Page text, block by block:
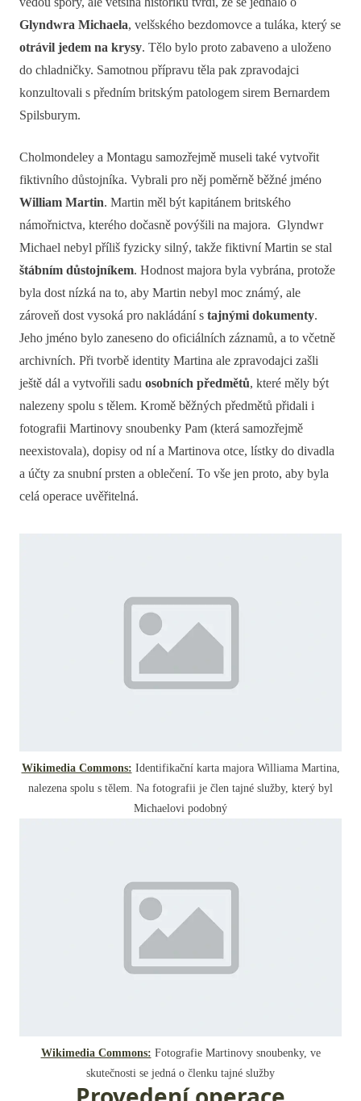
Glyndwra Michaela, velšského bezdomovce a tuláka, který se
otrávil jedem na krysy. Tělo bylo proto zabaveno a uloženo
do chladničky. Samotnou přípravu těla pak zpravodajci
konzultovali s předním britským patologem sirem Bernardem
Spilsburym.
Cholmondeley a Montagu samozřejmě museli také vytvořit
fiktivního důstojníka. Vybrali pro něj poměrně běžné jméno
William Martin. Martin měl být kapitánem britského
námořnictva, kterého dočasně povýšili na majora. Glyndwr
Michael nebyl příliš fyzicky silný, takže fiktivní Martin se stal
štábním důstojníkem. Hodnost majora byla vybrána, protože
byla dost nízká na to, aby Martin nebyl moc známý, ale
zároveň dost vysoká pro nakládání s tajnými dokumenty.
Jeho jméno bylo zaneseno do oficiálních záznamů, a to včetně
archivních. Při tvorbě identity Martina ale zpravodajci zašli
ještě dál a vytvořili sadu osobních předmětů, které měly být
nalezeny spolu s tělem. Kromě běžných předmětů přidali i
fotografii Martinovy snoubenky Pam (která samozřejmě
neexistovala), dopisy od ní a Martinova otce, lístky do divadla
a účty za snubní prsten a oblečení. To vše jen proto, aby byla
celá operace uvěřitelná.
Wikimedia Commons: Identifikační karta majora Williama Martina,
nalezena spolu s tělem. Na fotografii je člen tajné služby, který byl
Michaelovi podobný
Wikimedia Commons: Fotografie Martinovy snoubenky, ve
skutečnosti se jedná o členku tajné služby